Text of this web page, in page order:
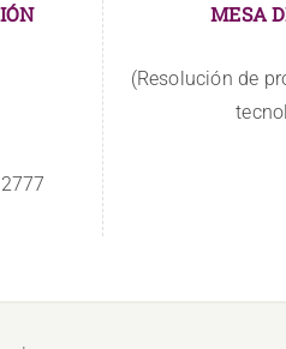
MESA
(Resolución de